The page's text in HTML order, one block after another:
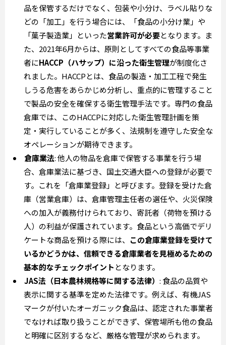
品を保管するだけでなく、包装や小分け、ラベル貼りな
どの「加工」を行う場合には、「食品の小分け業」や
「菓子製造業」といった営業許可が必要となります。ま
た、2021年6月からは、原則としてすべての食品等事業
者にHACCP（ハサップ）に沿った衛生管理が制度化さ
れました。HACCPとは、食品の製造・加工工程で発生
しうる危害をあらかじめ分析し、重点的に管理すること
で製品の安全を確保する衛生管理手法です。専門の食品
倉庫では、このHACCPに対応した衛生管理計画を策
定・実行していることが多く、法規制を遵守した安全な
オペレーションが期待できます。
倉庫業法: 他人の物品を倉庫で保管する事業を行う場
合、倉庫業法に基づき、国土交通大臣への登録が必要で
す。これを「倉庫業登録」と呼びます。登録を受けた倉
庫（営業倉庫）は、倉庫管理主任者の選任や、火災保険
への加入が義務付けられており、寄託者（荷物を預ける
人）の利益が保護されています。食品という高価でデリ
ケートな商品を預ける際には、 この倉庫業登録を受けて
いるかどうかは、信頼できる倉庫業者を見極めるための
基本的なチェックポイント となります。
JAS法（日本農林規格等に関する法律） : 食品の品質や
表示に関する基準を定めた法律です。例えば、有機JAS
マークが付いたオーガニック食品は、認定された事業者
でなければ取り扱うことができず、保管場所も他の食品
と明確に区別するなど、厳格な管理が求められます。